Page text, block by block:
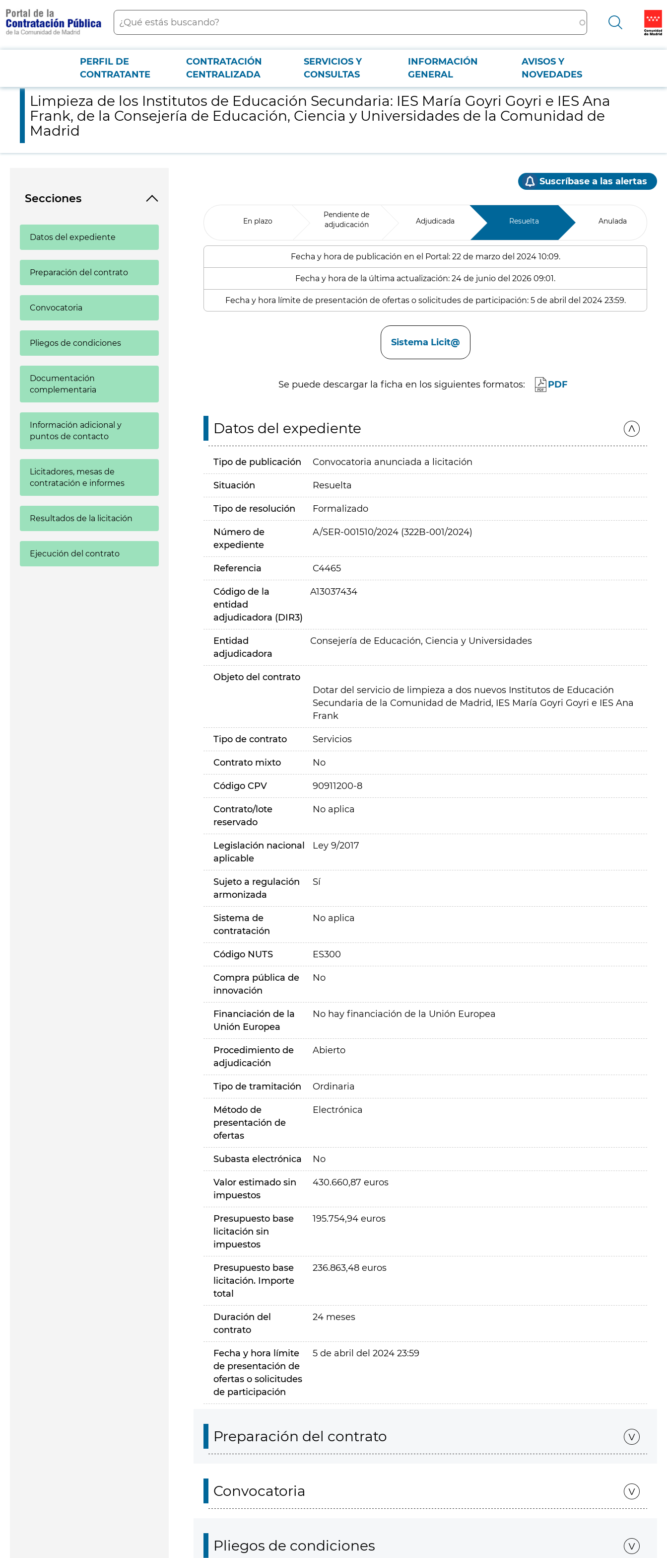
contenido
principal
Buscar
Menú PCON
PERFIL DE
CONTRATANTE
CONTRATACIÓN
CENTRALIZADA
SERVICIOS Y
CONSULTAS
INFORMACIÓN
GENERAL
AVISOS Y
NOVEDADES
Limpieza de los Institutos de Educación Secundaria: IES María Goyri Goyri e IES Ana Frank, de la Consejería de Educación, Ciencia y Universidades de la Comunidad de Madrid
Limpieza de los Institutos de Educación Secundaria: IES María Goyri Goyri e IES Ana
Frank, de la Consejería de Educación, Ciencia y Universidades de la Comunidad de
Madrid
Secciones
Datos del expediente
Preparación del contrato
Convocatoria
Pliegos de condiciones
Documentación
complementaria
Información adicional y
puntos de contacto
Licitadores, mesas de
contratación e informes
Resultados de la licitación
Ejecución del contrato
Suscríbase a las alertas
En plazo
Pendiente de
adjudicación
Adjudicada Resuelta Anulada
Fecha y hora de publicación en el Portal: 22 de marzo del 2024 10:09.
Fecha y hora de la última actualización: 24 de junio del 2026 09:01.
Fecha y hora límite de presentación de ofertas o solicitudes de participación: 5 de abril del 2024 23:59.
Sistema Licit@
Se puede descargar la ficha en los siguientes formatos: PDF
Datos del expediente
Tipo de publicación Convocatoria anunciada a licitación
Situación Resuelta
Tipo de resolución Formalizado
Número de
expediente
A/SER-001510/2024 (322B-001/2024)
Referencia C4465
Código de la
entidad
adjudicadora (DIR3)
A13037434
Entidad
adjudicadora
Consejería de Educación, Ciencia y Universidades
Objeto del contrato
Dotar del servicio de limpieza a dos nuevos Institutos de Educación
Secundaria de la Comunidad de Madrid, IES María Goyri Goyri e IES Ana
Frank
Tipo de contrato Servicios
Contrato mixto No
Código CPV 90911200-8
Contrato/lote
reservado
No aplica
Legislación nacional
aplicable
Ley 9/2017
Sujeto a regulación
armonizada
Sí
Sistema de
contratación
No aplica
Código NUTS ES300
Compra pública de
innovación
No
Financiación de la
Unión Europea
No hay financiación de la Unión Europea
Procedimiento de
adjudicación
Abierto
Tipo de tramitación Ordinaria
Método de
presentación de
ofertas
Electrónica
Subasta electrónica No
Valor estimado sin
impuestos
430.660,87 euros
Presupuesto base
licitación sin
impuestos
195.754,94 euros
Presupuesto base
licitación. Importe
total
236.863,48 euros
Duración del
contrato
24 meses
Fecha y hora límite
de presentación de
ofertas o solicitudes
de participación
5 de abril del 2024 23:59
Preparación del contrato
Convocatoria
Pliegos de condiciones